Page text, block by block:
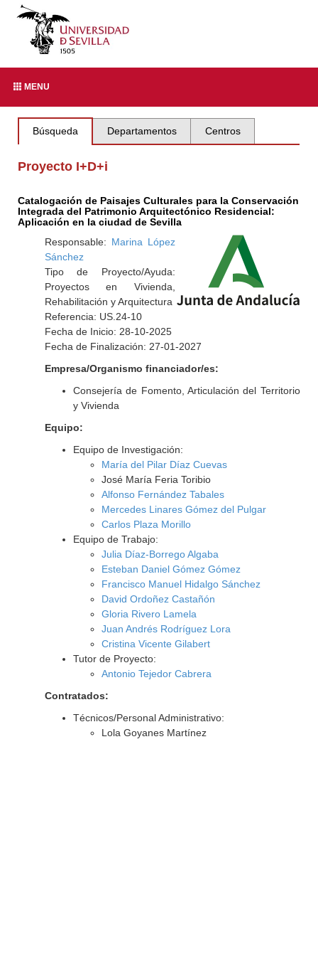
MENU
Búsqueda Departamentos Centros
Proyecto I+D+i
Catalogación de Paisajes Culturales para la Conservación
Integrada del Patrimonio Arquitectónico Residencial:
Aplicación en la ciudad de Sevilla
Responsable: Marina López
Sánchez
Tipo de Proyecto/Ayuda:
Proyectos en Vivienda,
Rehabilitación y Arquitectura
Referencia: US.24-10
Fecha de Inicio: 28-10-2025
Fecha de Finalización: 27-01-2027
Empresa/Organismo financiador/es:
Consejería de Fomento, Articulación del Territorio
y Vivienda
Equipo:
Equipo de Investigación:
María del Pilar Díaz Cuevas
José María Feria Toribio
Alfonso Fernández Tabales
Mercedes Linares Gómez del Pulgar
Carlos Plaza Morillo
Equipo de Trabajo:
Julia Díaz-Borrego Algaba
Esteban Daniel Gómez Gómez
Francisco Manuel Hidalgo Sánchez
David Ordoñez Castañón
Gloria Rivero Lamela
Juan Andrés Rodríguez Lora
Cristina Vicente Gilabert
Tutor de Proyecto:
Antonio Tejedor Cabrera
Contratados:
Técnicos/Personal Administrativo:
Lola Goyanes Martínez